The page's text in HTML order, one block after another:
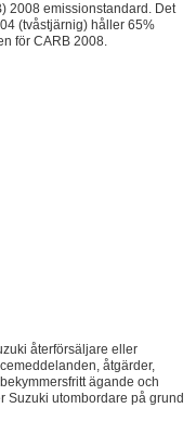
2008 emissionstandard. Det
(tvåstjärnig) håller 65%
för CARB 2008.
återförsäljare eller
åtgärder,
ägande och
Suzuki utombordare på grund